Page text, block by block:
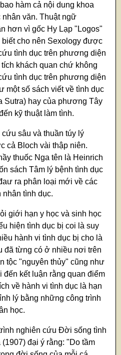
hàm cả nội dung khoa
nhân văn. Thuật ngữ
hơn vì gốc Hy Lạp "Logos"
cho nên Sexology được
tình dục trên phương diện
khách quan chứ không
tình dục trên phương diện
một số sách viết về tình dục
Sutra) hay của phương Tây
kỹ thuật làm tình.
sâu và thuần túy lý
cả Bloch vài thập niên.
thuốc Nga tên là Heinrich
sách Tâm lý bệnh tình dục
ra phân loại mới về các
nhân tình dục.
giới hạn y học và sinh học
hiện tình dục bị coi là suy
hành vi tình dục bị cho là
đã từng có ở nhiều nơi trên
tộc "nguyên thủy" cũng như
đến kết luận rằng quan điểm
về hành vi tình dục là hạn
lý bằng những công trình
học.
nghiên cứu Đời sống tình
đại ý rằng: "Do tầm